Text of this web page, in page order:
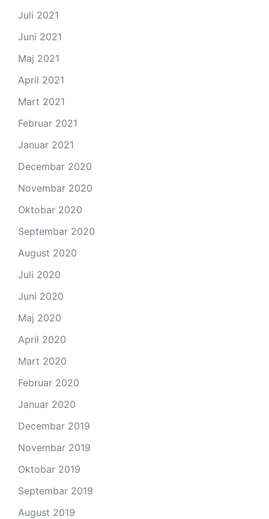
Juli 2021
Juni 2021
Maj 2021
April 2021
Mart 2021
Februar 2021
Januar 2021
Decembar 2020
Novembar 2020
Oktobar 2020
Septembar 2020
August 2020
Juli 2020
Juni 2020
Maj 2020
April 2020
Mart 2020
Februar 2020
Januar 2020
Decembar 2019
Novembar 2019
Oktobar 2019
Septembar 2019
August 2019